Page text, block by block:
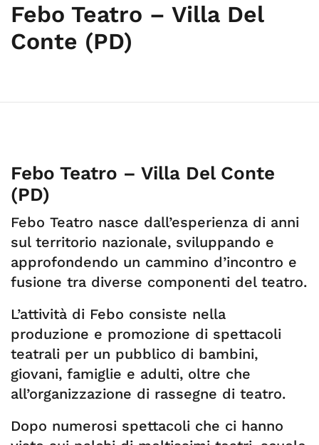
Febo Teatro – Villa Del
Conte (PD)
Febo Teatro – Villa Del Conte
(PD)
Febo Teatro nasce dall’esperienza di anni
sul territorio nazionale, sviluppando e
approfondendo un cammino d’incontro e
fusione tra diverse componenti del teatro.
L’attività di Febo consiste nella
produzione e promozione di spettacoli
teatrali per un pubblico di bambini,
giovani, famiglie e adulti, oltre che
all’organizzazione di rassegne di teatro.
Dopo numerosi spettacoli che ci hanno